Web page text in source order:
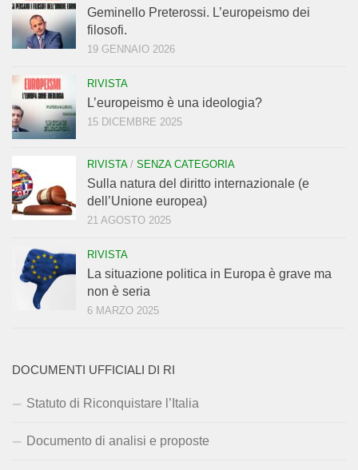
Geminello Preterossi. L’europeismo dei
filosofi.
19 GENNAIO 2026
RIVISTA
L’europeismo è una ideologia?
15 DICEMBRE 2025
RIVISTA/ SENZA CATEGORIA
Sulla natura del diritto internazionale (e
dell’Unione europea)
21 AGOSTO 2025
RIVISTA
La situazione politica in Europa è grave ma
non è seria
6 MARZO 2025
DOCUMENTI UFFICIALI DI RI
Statuto di Riconquistare l’Italia
Documento di analisi e proposte